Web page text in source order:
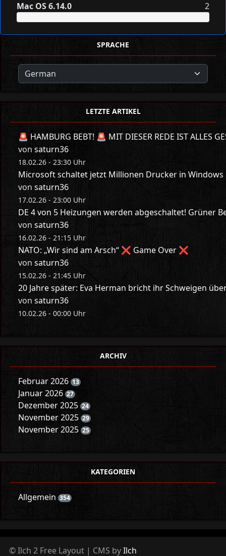
Mac OS 6.14.0 2
SPRACHE
LETZTE ARTIKEL
🚨 HAMBURG BEBT! 🚨 MIT DIESER REDE IST ALLES
von saturn36
18.02.26 - 23:30 Uhr
Microsoft schaltet jetzt Millionen Drucker in Windows
von saturn36
17.02.26 - 23:00 Uhr
DE 4 von 5 Heizungen werden abgeschaltet! Grüner
von saturn36
16.02.26 - 21:15 Uhr
NATO: „Wir sind am Arsch“ ❌ Game Over ❌
von saturn36
15.02.26 - 21:45 Uhr
20 Jahre später: Eva Herman bricht ihr Schweigen
von saturn36
10.02.26 - 00:00 Uhr
ARCHIV
Februar 2026 13
Januar 2026 27
Dezember 2025 24
November 2025 29
November 2025 25
KATEGORIEN
Allgemein 354
© Ilch 2 Free Layout | CMS byIlch